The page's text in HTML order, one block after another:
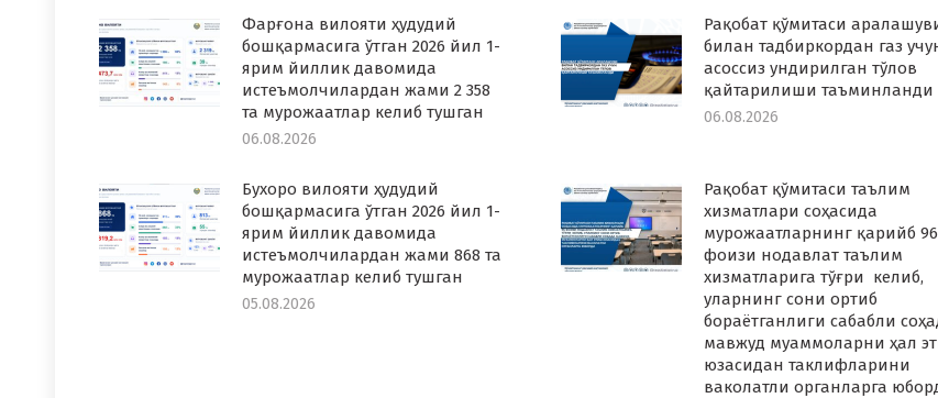
Фарғона вилояти ҳудудий
бошқармасига ўтган 2026 йил 1-
ярим йиллик давомида
истеъмолчилардан жами 2 358
та мурожаатлар келиб тушган
06.08.2026
Рақобат қўмитаси
билан тадбиркордан газ
асоссиз ундирилган тўлов
қайтарилиши таъминланди
06.08.2026
Бухоро вилояти ҳудудий
бошқармасига ўтган 2026 йил 1-
ярим йиллик давомида
истеъмолчилардан жами 868 та
мурожаатлар келиб тушган
05.08.2026
Рақобат қўмитаси таълим
хизматлари соҳасида
мурожаатларнинг қарийб 96
фоизи нодавлат таълим
хизматларига тўғри келиб,
уларнинг сони ортиб
бораётганлиги сабабли
мавжуд муаммоларни ҳал
юзасидан таклифларини
ваколатли органларга